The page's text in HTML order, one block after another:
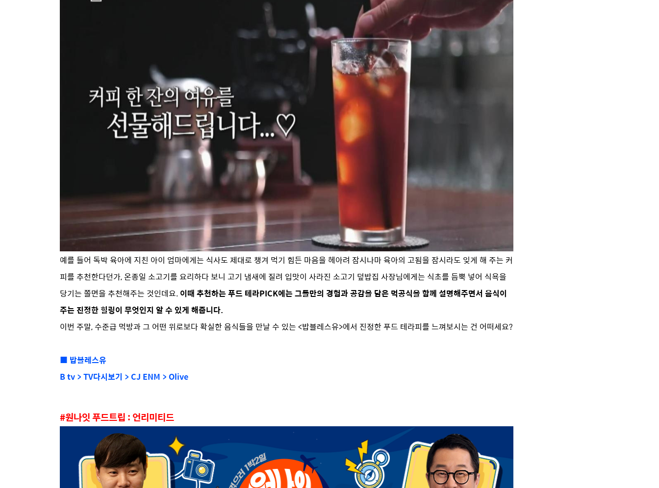
예를 들어 독박 육아에 지친 아이 엄마에게는 식사도 제대로 챙겨 먹기 힘든 마음을 헤아려 잠시나마 육아의 고됨을 잠시라도 잊게 해 주는 커
피를 추천한다던가, 온종일 소고기를 요리하다 보니 고기 냄새에 질려 입맛이 사라진 소고기 덮밥집 사장님에게는 식초를 듬뿍 넣어 식욕을
당기는 쫄면을 추천해주는 것인데요. 이때 추천하는 푸드 테라PICK에는 그들만의 경험과 공감을 담은 먹공식을 함께 설명해주면서 음식이
주는 진정한 힐링이 무엇인지 알 수 있게 해줍니다.
이번 주말, 수준급 먹방과 그 어떤 위로보다 확실한 음식들을 만날 수 있는 <밥블레스유>에서 진정한 푸드 테라피를 느껴보시는 건 어떠세요?
■ 밥블레스유
B tv > TV다시보기 > CJ ENM > Olive
#원나잇 푸드트립 : 언리미티드